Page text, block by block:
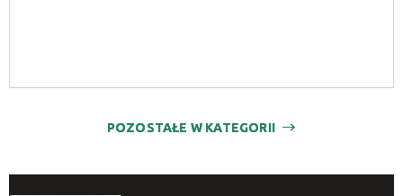
POZOSTAŁE W KATEGORII